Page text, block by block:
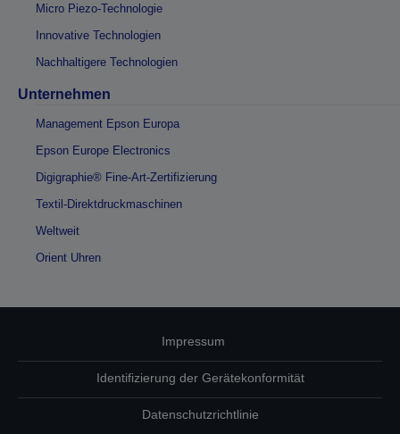
Micro Piezo-Technologie
Innovative Technologien
Nachhaltigere Technologien
Unternehmen
Management Epson Europa
Epson Europe Electronics
Digigraphie® Fine-Art-Zertifizierung
Textil-Direktdruckmaschinen
Weltweit
Orient Uhren
Impressum
Identifizierung der Gerätekonformität
Datenschutzrichtlinie